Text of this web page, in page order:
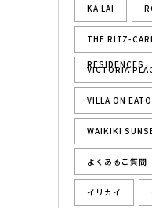
KA LAI
THE RITZ-
RESIDENCES
VICTORIA
VILLA ON
WAIKIKI
よくあるご質問
イリカイ